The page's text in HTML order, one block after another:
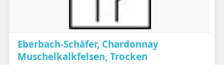
Eberbach-Schäfer, Chardonnay
Muschelkalkfelsen, Trocken